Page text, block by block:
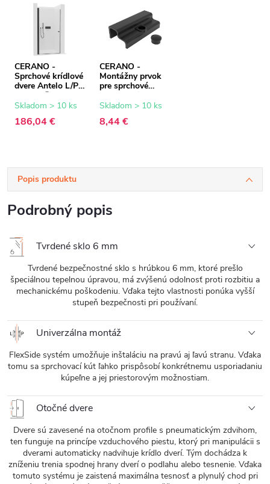
CERANO -
Sprchové krídlové
dvere Antelo L/P -
6 mm - čierna
matná,
sklo - 80x190 cm
Skladom > 10 ks
186,04 €
CERANO -
Montážny prvok
pre sprchové
Antelo - čierna
Skladom > 10 ks
8,44 €
Popis produktu
Podrobný popis
Tvrdené sklo 6 mm
Tvrdené bezpečnostné sklo s hrúbkou 6 mm, ktoré prešlo
špeciálnou tepelnou úpravou, má zvýšenú odolnosť proti rozbitiu a
mechanickému poškodeniu. Vďaka tejto vlastnosti ponúka vyšší
stupeň bezpečnosti pri používaní.
Univerzálna montáž
FlexSide systém umožňuje inštaláciu na pravú aj ľavú stranu. Vďaka
tomu sa sprchovací kút ľahko prispôsobí konkrétnemu usporiadaniu
kúpeľne a jej priestorovým možnostiam.
Otočné dvere
Dvere sú zavesené na otočnom profile s pneumatickým zdvihom,
ten funguje na princípe vzduchového piestu, ktorý pri manipulácii s
dverami automaticky nadvihuje krídlo dverí. Tým dochádza k
zníženiu trenia spodnej hrany dverí o podlahu alebo tesnenie. Vďaka
tomuto systému je zaistená maximálna tesnosť a plynulý chod pri